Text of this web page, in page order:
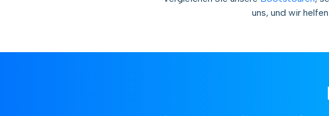
uns, und wir